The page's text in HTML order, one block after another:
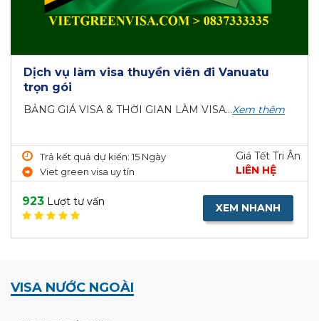
Dịch vụ làm visa thuyền viên đi Vanuatu
trọn gói
BẢNG GIÁ VISA & THỜI GIAN LÀM VISA...Xem thêm
Trả kết quả dự kiến: 15 Ngày
Viet green visa uy tín
Giá Tết Tri Ân
LIÊN HỆ
923 Lượt tư vấn XEM NHANH
VISA NƯỚC NGOÀI